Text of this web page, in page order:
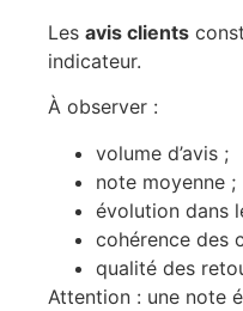
Les avis clients
indicateur.
À observer :
volume d’avis ;
note moyenne ;
évolution dans
cohérence des
qualité des
Attention : une note